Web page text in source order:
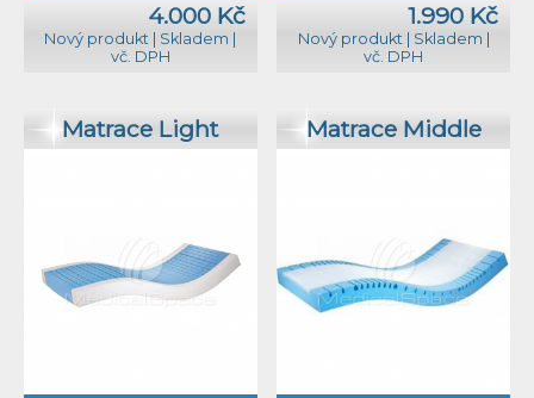
4.000 Kč
Nový produkt Skladem
vč. DPH
1.990 Kč
Nový produkt Skladem
vč. DPH
Matrace Light Matrace Middle